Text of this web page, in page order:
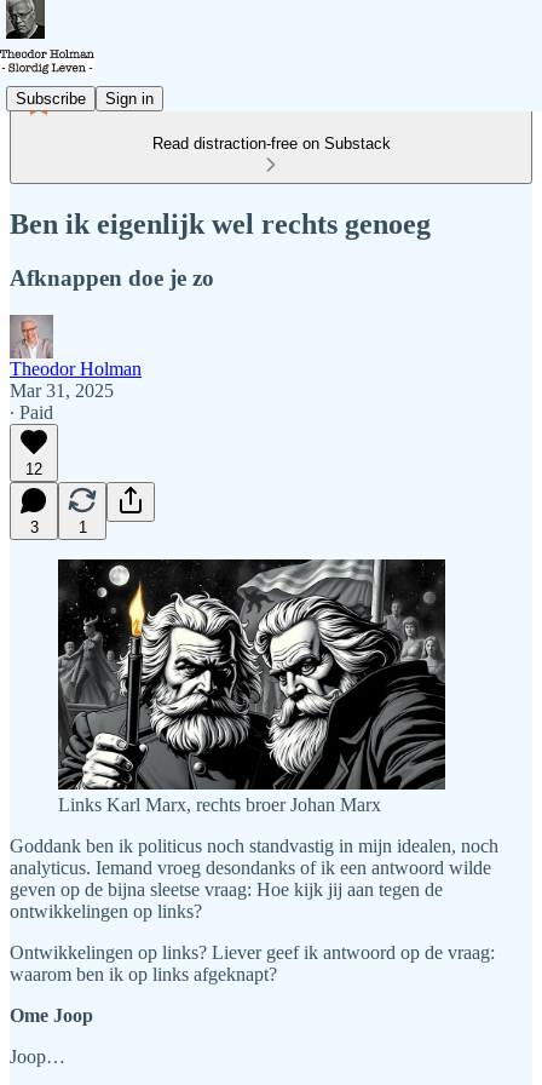
Subscribe Sign in
Read distraction-free on Substack
Ben ik eigenlijk wel rechts genoeg
Afknappen doe je zo
Theodor Holman
Mar 31, 2025
∙ Paid
12
3 1
Links Karl Marx, rechts broer Johan Marx
Goddank ben ik politicus noch standvastig in mijn idealen, noch
analyticus. Iemand vroeg desondanks of ik een antwoord wilde
geven op de bijna sleetse vraag: Hoe kijk jij aan tegen de
ontwikkelingen op links?
Ontwikkelingen op links? Liever geef ik antwoord op de vraag:
waarom ben ik op links afgeknapt?
Ome Joop
Joop…